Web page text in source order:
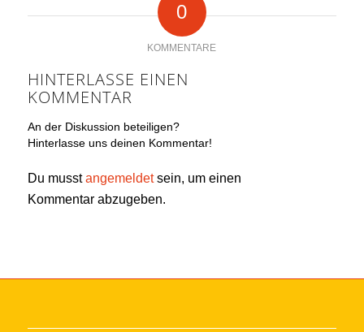
0
KOMMENTARE
HINTERLASSE EINEN
KOMMENTAR
An der Diskussion beteiligen?
Hinterlasse uns deinen Kommentar!
Du musstangemeldetsein, um einen
Kommentar abzugeben.